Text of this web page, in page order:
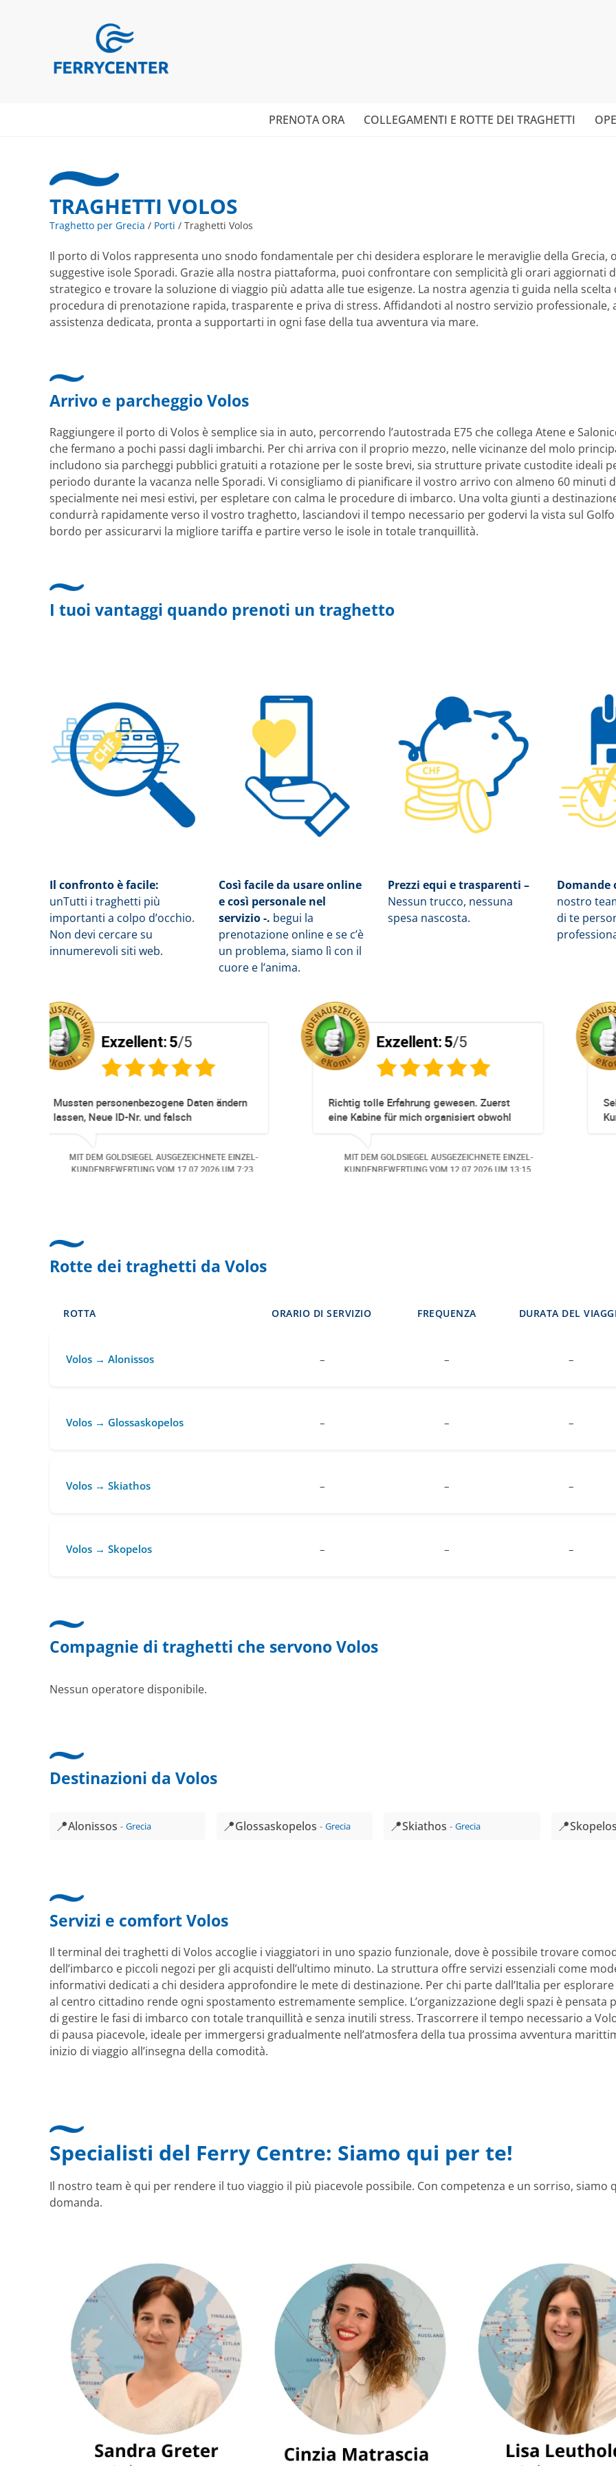
PRENOTA ORA COLLEGAMENTI E ROTTE DEI TRAGHETTI
TRAGHETTI VOLOS
Traghetto per Grecia / Porti / Traghetti Volos
Il porto di Volos rappresenta uno snodo fondamentale per chi desidera esplorare le meraviglie della
suggestive isole Sporadi. Grazie alla nostra piattaforma, puoi confrontare con semplicità gli orari aggiornati
strategico e trovare la soluzione di viaggio più adatta alle tue esigenze. La nostra agenzia ti guida nella
procedura di prenotazione rapida, trasparente e priva di stress. Affidandoti al nostro servizio professionale,
assistenza dedicata, pronta a supportarti in ogni fase della tua avventura via mare.
Arrivo e parcheggio Volos
Raggiungere il porto di Volos è semplice sia in auto, percorrendo l’autostrada E75 che collega Atene e
che fermano a pochi passi dagli imbarchi. Per chi arriva con il proprio mezzo, nelle vicinanze del molo
includono sia parcheggi pubblici gratuiti a rotazione per le soste brevi, sia strutture private custodite ideali
periodo durante la vacanza nelle Sporadi. Vi consigliamo di pianificare il vostro arrivo con almeno 60 minuti
specialmente nei mesi estivi, per espletare con calma le procedure di imbarco. Una volta giunti a
condurrà rapidamente verso il vostro traghetto, lasciandovi il tempo necessario per godervi la vista sul
bordo per assicurarvi la migliore tariffa e partire verso le isole in totale tranquillità.
I tuoi vantaggi quando prenoti un traghetto
Il confronto è facile:
unTutti i traghetti più
importanti a colpo d’occhio.
Non devi cercare su
innumerevoli siti web.
Così facile da usare online
e così personale nel
servizio -. begui la
prenotazione online e se c’è
un problema, siamo lì con il
cuore e l’anima.
Prezzi equi e trasparenti –
Nessun trucco, nessuna
spesa nascosta.
Domande
nostro
di te
und
Auch aus
EINZEL-
UM 13:57.
/5
Super Service. Schnell und unkompliziert!
MIT DEM GOLDSIEGEL AUSGEZEICHNETE EINZEL-
KUNDENBEWERTUNG VOM
UM 14:07.
/5
Totz keinem Premium Zuggang hat
Umbuchung perfekt und Zeitnah
Danke speziell den 3 Damen!!!
MIT DEM GOLDSIEGEL
KUNDENBEWERTUNG VOM
Rotte dei traghetti da Volos
ROTTA ORARIO DI SERVIZIO FREQUENZA DURATA DEL
Volos → Alonissos – – –
Volos → Glossaskopelos – – –
Volos → Skiathos – – –
Volos → Skopelos – – –
Compagnie di traghetti che servono Volos
Nessun operatore disponibile.
Destinazioni da Volos
📍Alonissos Grecia 📍Glossaskopelos Grecia 📍Skiathos Grecia 📍Skopelos
Servizi e comfort Volos
Il terminal dei traghetti di Volos accoglie i viaggiatori in uno spazio funzionale, dove è possibile trovare
dell’imbarco e piccoli negozi per gli acquisti dell’ultimo minuto. La struttura offre servizi essenziali come
informativi dedicati a chi desidera approfondire le mete di destinazione. Per chi parte dall’Italia per
al centro cittadino rende ogni spostamento estremamente semplice. L’organizzazione degli spazi è
di gestire le fasi di imbarco con totale tranquillità e senza inutili stress. Trascorrere il tempo necessario a
di pausa piacevole, ideale per immergersi gradualmente nell’atmosfera della tua prossima avventura
inizio di viaggio all’insegna della comodità.
Specialisti del Ferry Centre: Siamo qui per te!
Il nostro team è qui per rendere il tuo viaggio il più piacevole possibile. Con competenza e un sorriso,
domanda.